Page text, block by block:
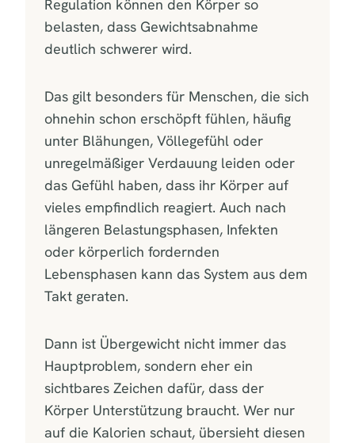
Regulation können den Körper so
belasten, dass Gewichtsabnahme
deutlich schwerer wird.
Das gilt besonders für Menschen, die sich
ohnehin schon erschöpft fühlen, häufig
unter Blähungen, Völlegefühl oder
unregelmäßiger Verdauung leiden oder
das Gefühl haben, dass ihr Körper auf
vieles empfindlich reagiert. Auch nach
längeren Belastungsphasen, Infekten
oder körperlich fordernden
Lebensphasen kann das System aus dem
Takt geraten.
Dann ist Übergewicht nicht immer das
Hauptproblem, sondern eher ein
sichtbares Zeichen dafür, dass der
Körper Unterstützung braucht. Wer nur
auf die Kalorien schaut, übersieht diesen